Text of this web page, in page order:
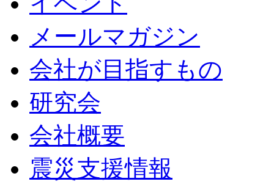
メールマガジン
会社が目指すもの
研究会
会社概要
震災支援情報